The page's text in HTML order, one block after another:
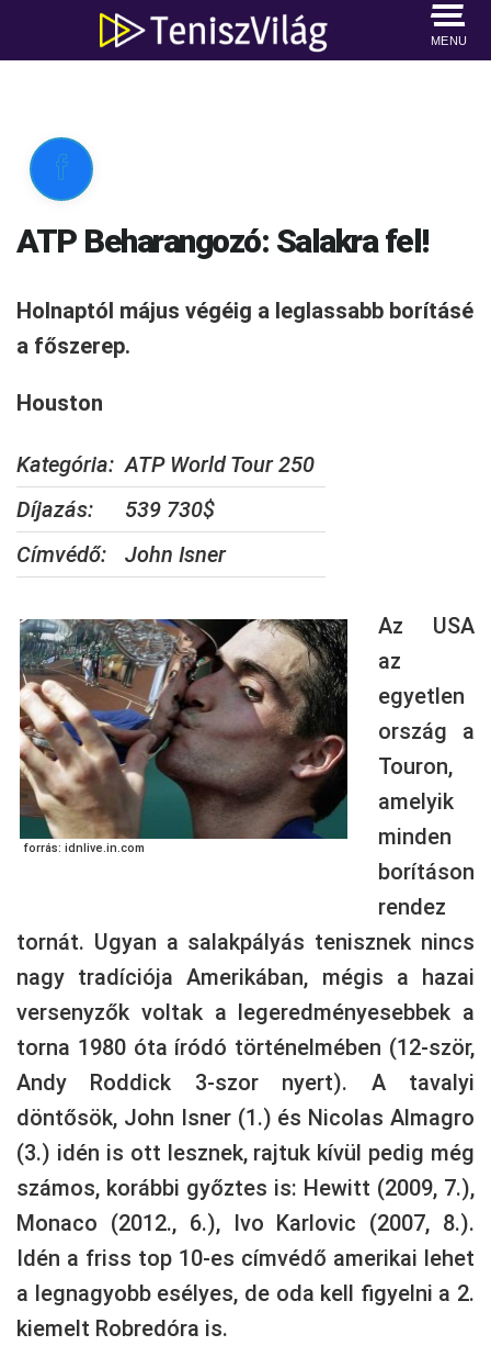
MENU

ATP Beharangozó: Salakra fel!
Holnaptól május végéig a leglassabb borításé
a főszerep.
Houston
Kategória: ATP World Tour 250
Díjazás:
539 730$
Címvédő:
John Isner
forrás: idnlive.in.com
Az USA
az
egyetlen
ország a
Touron,
amelyik
minden
borításon
rendez
tornát. Ugyan a salakpályás tenisznek nincs
nagy tradíciója Amerikában, mégis a hazai
versenyzők voltak a legeredményesebbek a
torna 1980 óta íródó történelmében (12-ször,
Andy Roddick 3-szor nyert). A tavalyi
döntősök, John Isner (1.) és Nicolas Almagro
(3.) idén is ott lesznek, rajtuk kívül pedig még
számos, korábbi győztes is: Hewitt (2009, 7.),
Monaco (2012., 6.), Ivo Karlovic (2007, 8.).
Idén a friss top 10-es címvédő amerikai lehet
a legnagyobb esélyes, de oda kell figyelni a 2.
kiemelt Robredóra is.